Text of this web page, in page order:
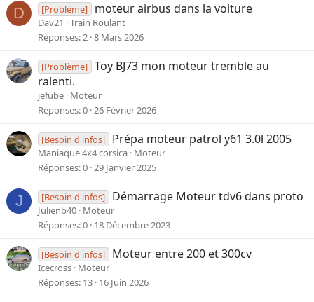
D [Problème] moteur airbus dans la voiture
Dav21
Train Roulant
Réponses 2 8 Mars 2026
[Problème] Toy BJ73 mon moteur tremble au
ralenti.
jefube Moteur
Réponses 0 26 Février 2026
[Besoin d'infos] Prépa moteur patrol y61 3.0l 2005
Maniaque 4x4 corsica Moteur
Réponses 0 29 Janvier 2025
J [Besoin d'infos] Démarrage Moteur tdv6 dans proto
Julienb40 Moteur
Réponses 0 18 Décembre 2023
[Besoin d'infos] Moteur entre 200 et 300cv
Icecross Moteur
Réponses 13 16 Juin 2026